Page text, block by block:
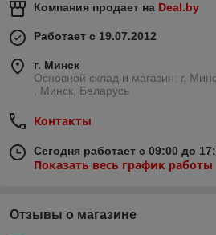
Компания продает на Deal.by
Работает с 19.07.2012
г. Минск
Основной склад и магазин: г.
, Минск, Беларусь
Контакты
Сегодня работает с 09:00 до
Показать весь график работы
Отзывы о магазине